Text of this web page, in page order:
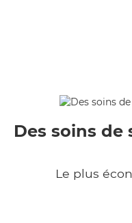
Des soins de
Le plus